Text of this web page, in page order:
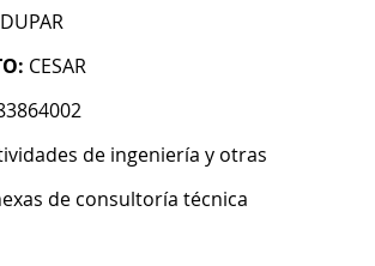
CESAR
de ingeniería y otras
de consultoría técnica